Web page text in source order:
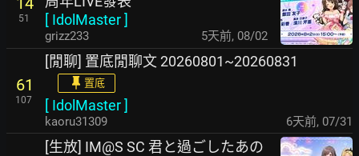
51
[ IdolMaster]
grizz233 5天前, 08/02
61
107
[閒聊] 置底閒聊文 20260801~20260831
置底
[ IdolMaster]
kaoru31309 6天前, 07/31
[生放] IM@S SC 君と過ごしたあの